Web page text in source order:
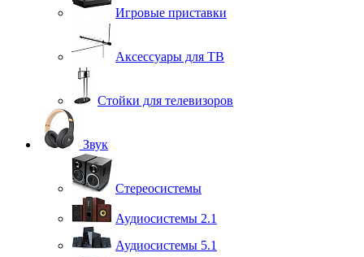
Игровые приставки
Аксессуары для ТВ
Стойки для телевизоров
Звук
Стереосистемы
Аудиосистемы 2.1
Аудиосистемы 5.1